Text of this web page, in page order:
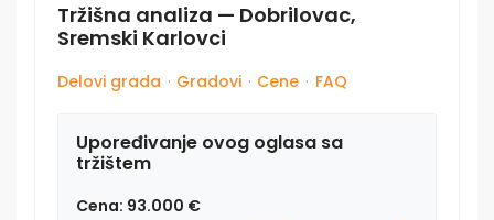
Tržišna analiza — Dobrilovac,
Sremski Karlovci
Delovi grada · Gradovi · Cene · FAQ
Upoređivanje ovog oglasa sa
tržištem
Cena: 93.000 €